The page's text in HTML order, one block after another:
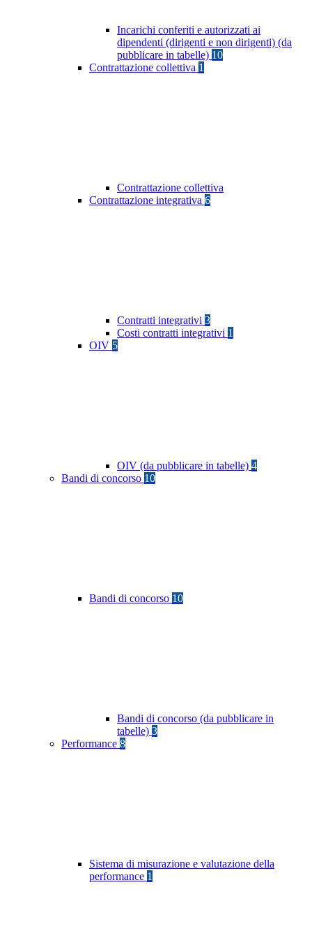
Incarichi conferiti e autorizzati ai
dipendenti (dirigenti e non dirigenti) (da
pubblicare in tabelle) 10
Contrattazione collettiva 1
Contrattazione collettiva
Contrattazione integrativa 6
Contratti integrativi 3
Costi contratti integrativi 1
OIV 5
OIV (da pubblicare in tabelle) 4
Bandi di concorso 10
Bandi di concorso 10
Bandi di concorso (da pubblicare in
tabelle) 3
Performance 8
Sistema di misurazione e valutazione della
performance 1